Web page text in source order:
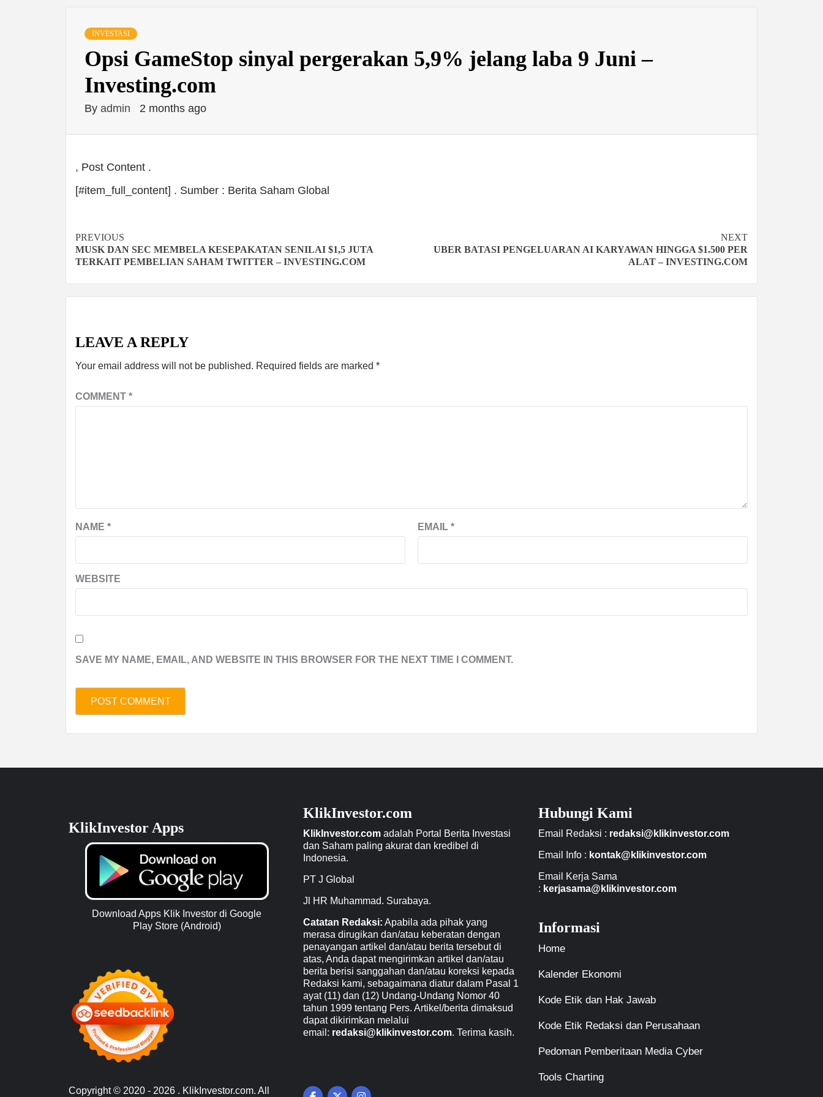
INVESTASI
Opsi GameStop sinyal pergerakan 5,9% jelang laba 9 Juni –
Investing.com
By admin 2 months ago
, Post Content .
[#item_full_content] . Sumber : Berita Saham Global
Continue
Reading
PREVIOUS
MUSK DAN SEC MEMBELA KESEPAKATAN SENILAI $1,5 JUTA
TERKAIT PEMBELIAN SAHAM TWITTER – INVESTING.COM
NEXT
UBER BATASI PENGELUARAN AI KARYAWAN HINGGA $1.500 PER
ALAT – INVESTING.COM
LEAVE A REPLY
Your email address will not be published. Required fields are marked *
COMMENT *
NAME * EMAIL *
WEBSITE
SAVE MY NAME, EMAIL, AND WEBSITE IN THIS BROWSER FOR THE NEXT TIME I COMMENT.
KlikInvestor Apps
Download Apps Klik Investor di Google
Play Store (Android)
Copyright © 2020 - 2026 . KlikInvestor.com. All
KlikInvestor.com
KlikInvestor.com adalah Portal Berita Investasi
dan Saham paling akurat dan kredibel di
Indonesia.
PT J Global
Jl HR Muhammad. Surabaya.
Catatan Redaksi: Apabila ada pihak yang
merasa dirugikan dan/atau keberatan dengan
penayangan artikel dan/atau berita tersebut di
atas, Anda dapat mengirimkan artikel dan/atau
berita berisi sanggahan dan/atau koreksi kepada
Redaksi kami, sebagaimana diatur dalam Pasal 1
ayat (11) dan (12) Undang-Undang Nomor 40
tahun 1999 tentang Pers. Artikel/berita dimaksud
dapat dikirimkan melalui
email: redaksi@klikinvestor.com. Terima kasih.
Hubungi Kami
Email Redaksi : redaksi@klikinvestor.com
Email Info : kontak@klikinvestor.com
Email Kerja Sama
: kerjasama@klikinvestor.com
Informasi
Home
Kalender Ekonomi
Kode Etik dan Hak Jawab
Kode Etik Redaksi dan Perusahaan
Pedoman Pemberitaan Media Cyber
Tools Charting